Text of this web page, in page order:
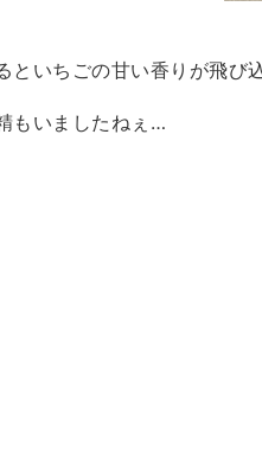
といちごの甘い香りが飛び
もいましたねぇ…